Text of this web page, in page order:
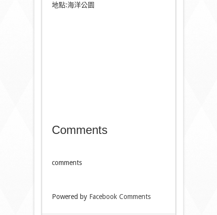
地點:海洋公園
Comments
comments
Powered by Facebook Comments